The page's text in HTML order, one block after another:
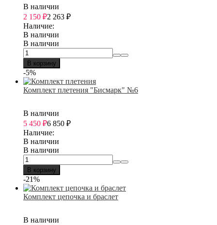
В наличии
2 150 ₽2 263 ₽
Наличие:
В наличии
В наличии
В корзину
-5%
Комплект плетения "Бисмарк" №6
В наличии
5 450 ₽6 850 ₽
Наличие:
В наличии
В наличии
В корзину
-21%
Комплект цепочка и браслет
В наличии